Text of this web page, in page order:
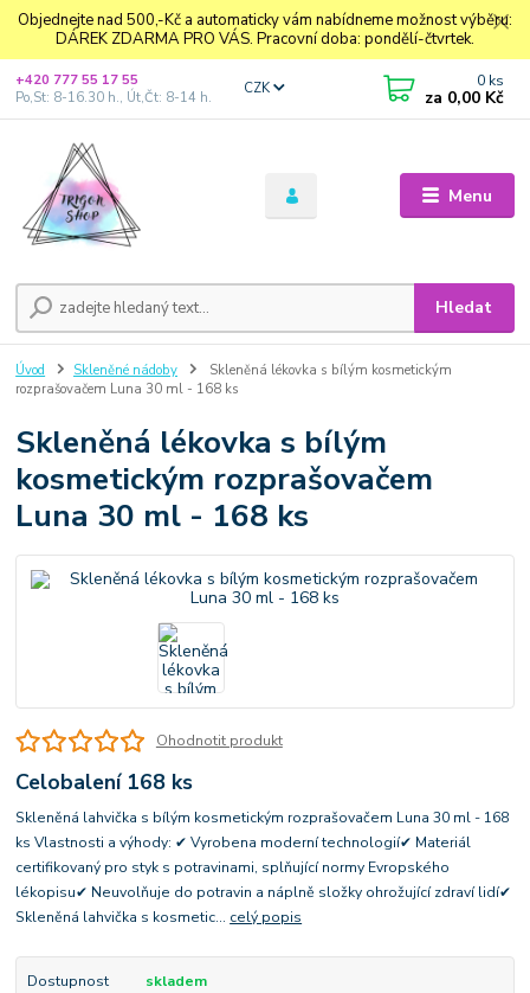
Objednejte nad 500,-Kč a automaticky vám nabídneme možnost výběru:
DÁREK ZDARMA PRO VÁS. Pracovní doba: pondělí-čtvrtek.
Menu
CZK
Hledat
+420 777 55 17 55
Po,St: 8-16.30 h., Út,Čt: 8-14 h.
0 ks
za 0,00 Kč
Úvod Skleněné nádoby
Skleněná lékovka s bílým kosmetickým
rozprašovačem Luna 30 ml - 168 ks
Skleněná lékovka s bílým
kosmetickým rozprašovačem
Luna 30 ml - 168 ks
Ohodnotit produkt
Celobalení 168 ks
Skleněná lahvička s bílým kosmetickým rozprašovačem Luna 30 ml - 168
ks Vlastnosti a výhody: ✔ Vyrobena moderní technologií✔ Materiál
certifikovaný pro styk s potravinami, splňující normy Evropského
lékopisu✔ Neuvolňuje do potravin a náplně složky ohrožující zdraví lidí✔
Skleněná lahvička s kosmetic... celý popis
Dostupnost skladem